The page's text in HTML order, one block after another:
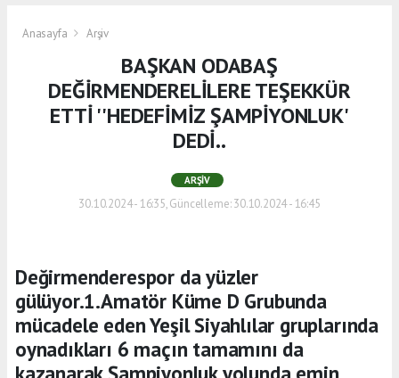
Anasayfa Arşiv
BAŞKAN ODABAŞ
DEĞİRMENDERELİLERE TEŞEKKÜR
ETTİ ''HEDEFİMİZ ŞAMPİYONLUK'
DEDİ..
ARŞIV
30.10.2024 - 16:35, Güncelleme: 30.10.2024 - 16:45
Değirmenderespor da yüzler
gülüyor.1.Amatör Küme D Grubunda
mücadele eden Yeşil Siyahlılar gruplarında
oynadıkları 6 maçın tamamını da